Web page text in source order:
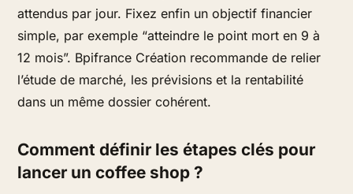
attendus par jour. Fixez enfin un objectif financier
simple, par exemple “atteindre le point mort en 9 à
12 mois”. Bpifrance Création recommande de relier
l’étude de marché, les prévisions et la rentabilité
dans un même dossier cohérent.
Comment définir les étapes clés pour
lancer un coffee shop ?